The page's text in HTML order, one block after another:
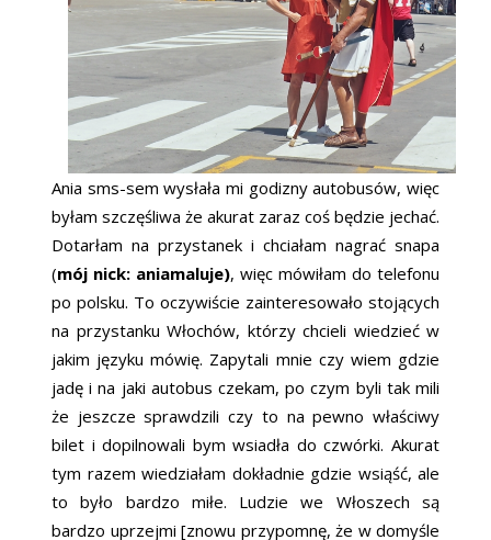
Ania sms-sem wysłała mi godizny autobusów, więc
byłam szczęśliwa że akurat zaraz coś będzie jechać.
Dotarłam na przystanek i chciałam nagrać snapa
(mój nick: aniamaluje), więc mówiłam do telefonu
po polsku. To oczywiście zainteresowało stojących
na przystanku Włochów, którzy chcieli wiedzieć w
jakim języku mówię. Zapytali mnie czy wiem gdzie
jadę i na jaki autobus czekam, po czym byli tak mili
że jeszcze sprawdzili czy to na pewno właściwy
bilet i dopilnowali bym wsiadła do czwórki. Akurat
tym razem wiedziałam dokładnie gdzie wsiąść, ale
to było bardzo miłe. Ludzie we Włoszech są
bardzo uprzejmi [znowu przypomnę, że w domyśle